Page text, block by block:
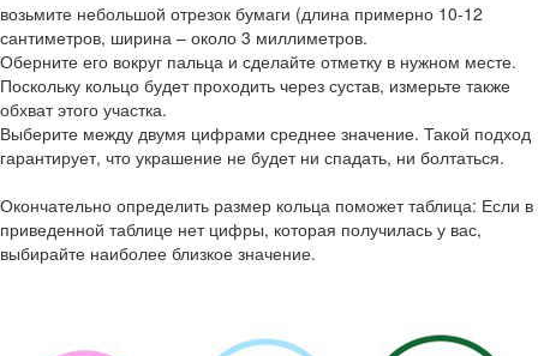
возьмите небольшой отрезок бумаги (длина примерно 10-12
сантиметров, ширина – около 3 миллиметров.
Оберните его вокруг пальца и сделайте отметку в нужном месте.
Поскольку кольцо будет проходить через сустав, измерьте также
обхват этого участка.
Выберите между двумя цифрами среднее значение. Такой подход
гарантирует, что украшение не будет ни спадать, ни болтаться.
Окончательно определить размер кольца поможет таблица: Если в
приведенной таблице нет цифры, которая получилась у вас,
выбирайте наиболее близкое значение.